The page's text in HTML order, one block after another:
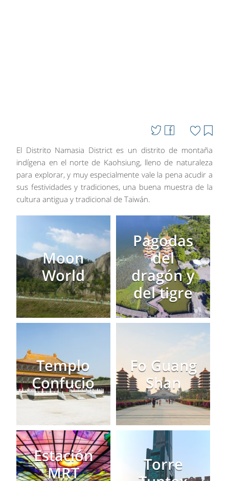
El Distrito Namasia District es un distrito de montaña
indígena en el norte de Kaohsiung, lleno de naturaleza
para explorar, y muy especialmente vale la pena acudir a
sus festividades y tradiciones, una buena muestra de la
cultura antigua y tradicional de Taiwán.
Moon
World
Pagodas
del
dragón y
del tigre
Templo
Confucio
Fo Guang
Shan
Estación
MRT
Torre